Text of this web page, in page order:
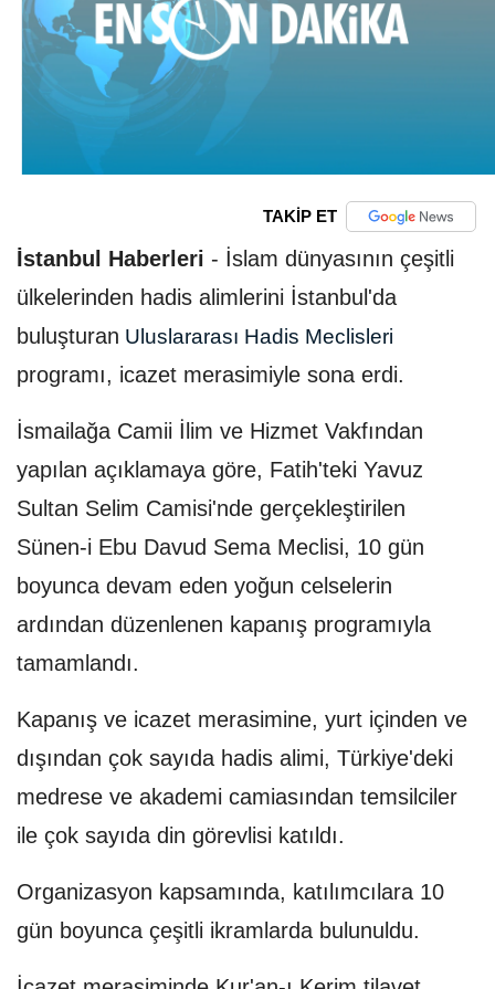
TAKİP ET
İstanbul Haberleri - İslam dünyasının çeşitli
ülkelerinden hadis alimlerini İstanbul'da
buluşturan Uluslararası Hadis Meclisleri
programı, icazet merasimiyle sona erdi.
İsmailağa Camii İlim ve Hizmet Vakfından
yapılan açıklamaya göre, Fatih'teki Yavuz
Sultan Selim Camisi'nde gerçekleştirilen
Sünen-i Ebu Davud Sema Meclisi, 10 gün
boyunca devam eden yoğun celselerin
ardından düzenlenen kapanış programıyla
tamamlandı.
Kapanış ve icazet merasimine, yurt içinden ve
dışından çok sayıda hadis alimi, Türkiye'deki
medrese ve akademi camiasından temsilciler
ile çok sayıda din görevlisi katıldı.
Organizasyon kapsamında, katılımcılara 10
gün boyunca çeşitli ikramlarda bulunuldu.